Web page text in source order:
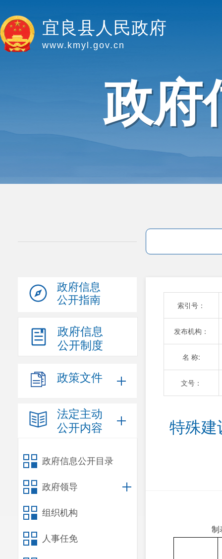
宜良县人民政府
www.kmyl.gov.cn
政府
政府信息
公开指南
政府信息
公开制度
政策文件
法定主动
公开内容
政府信息公开目录
政府领导
组织机构
人事任免
索引号：
发布机构：
名 称:
文号：
特殊建
制